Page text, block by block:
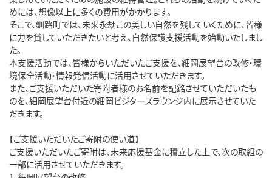
めには、想像以上に多くの費用がかかります。
そこで、釧路町では、未来永劫この美しい自然を残していくために、皆様
に力を貸していただきたいと考え、自然保護支援活動を始動いたしまし
た。
本支援活動では、皆様からいただいたご支援を、細岡展望台の改修・環
境保全活動・情報発信活動に活用させていただきます。
また、ご支援いただいた寄附者様のお名前を記銘させていただいたも
のを、細岡展望台付近の細岡ビジターズラウンジ内に展示させていた
だきます。
【ご支援いただいたご寄附の使い道】
ご支援いただいたご寄附は、未来応援基金に積立した上で、次の取組の
一部に活用させていただきます。